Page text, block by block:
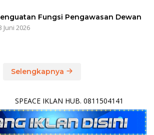
Fungsi Pengawasan Dewan
Juni 2026
Selengkapnya
SPEACE IKLAN HUB. 0811504141